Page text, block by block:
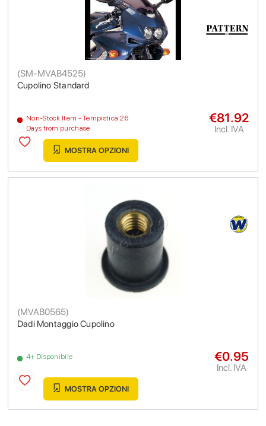
Cupolino Standard
(SM-MVAB4525)
Non-Stock Item - Tempistica 26
Days from purchase
€81.92
Incl. IVA
MOSTRA OPZIONI
Dadi Montaggio Cupolino
(MVAB0565)
4+ Disponibile €0.95
Incl. IVA
MOSTRA OPZIONI